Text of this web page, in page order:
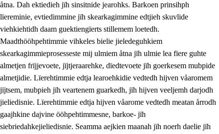
2. Lïeremen, evtiedimmien jïh skearkagimmien prinsihph
2.1 Sosijaale lïereme jïh evtiedimmie
2.2 Maahtoe faagine
åtna. Dah ektiedieh jïh sinsitnide jearohks. Barkoen prinsihph
lïereminie, evtiedimmine jïh skearkagimmine edtjieh skuvlide
viehkiehtidh daam guektiengïerts stillemem loetedh.
Maadthööhpehtimmie vihkeles bielie jieledeguhkiem
skearkagimmieprosesseste mij ulmiem åtna jïh ulmie lea fïere guhte
almetjen frïjjevoete, jïjtjeraarehke, dïedtevoete jïh goerkesem mubpide
almetjidie. Lïerehtimmie edtja learoehkidie vedtedh hijven våaromem
jïjtsem, mubpieh jïh veartenem guarkedh, jïh hijven veeljemh darjodh
jieliedisnie. Lïerehtimmie edtja hijven våarome vedtedh meatan årrodh
gaajhkine dajvine ööhpehtimmesne, barkoe- jïh
siebriedahkejieliedisnie. Seamma aejkien maanah jïh noerh daelie jïh